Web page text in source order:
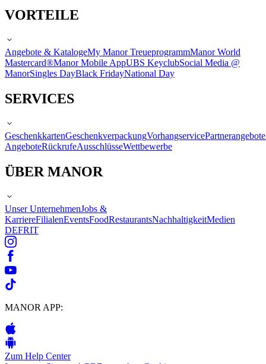
VORTEILE
Angebote & KatalogeMy Manor TreueprogrammManor World
Mastercard®Manor Mobile AppUBS KeyclubSocial Media @
ManorSingles DayBlack FridayNational Day
SERVICES
GeschenkkartenGeschenkverpackungVorhangservicePartnerangebote
AngeboteRückrufeAusschlüsseWettbewerbe
ÜBER MANOR
Unser UnternehmenJobs &
KarriereFilialenEventsFoodRestaurantsNachhaltigkeitMedien
DEFRIT
MANOR APP:
Zum Help Center